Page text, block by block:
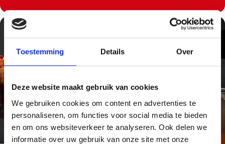
Toestemming Details Over
Deze website maakt gebruik van cookies
We gebruiken cookies om content en advertenties te
personaliseren, om functies voor social media te bieden
en om ons websiteverkeer te analyseren. Ook delen we
informatie over uw gebruik van onze site met onze